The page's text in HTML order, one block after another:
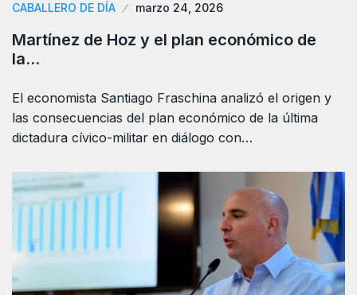
CABALLERO DE DÍA marzo 24, 2026
Martínez de Hoz y el plan económico de
la…
El economista Santiago Fraschina analizó el origen y
las consecuencias del plan económico de la última
dictadura cívico-militar en diálogo con…